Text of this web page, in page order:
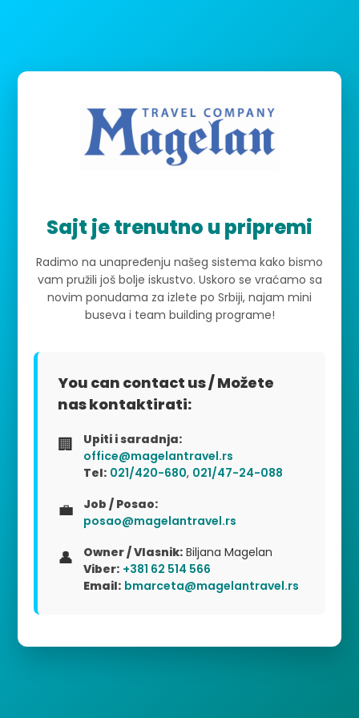
Sajt je trenutno u pripremi
Radimo na unapređenju našeg sistema kako bismo
vam pružili još bolje iskustvo. Uskoro se vraćamo sa
novim ponudama za izlete po Srbiji, najam mini
buseva i team building programe!
You can contact us / Možete
nas kontaktirati:
🏢
Upiti i saradnja:
office@magelantravel.rs
Tel: 021/420-680, 021/47-24-088
💼
Job / Posao:
posao@magelantravel.rs
👤 Owner / Vlasnik: Biljana Magelan
Viber: +381 62 514 566
Email: bmarceta@magelantravel.rs